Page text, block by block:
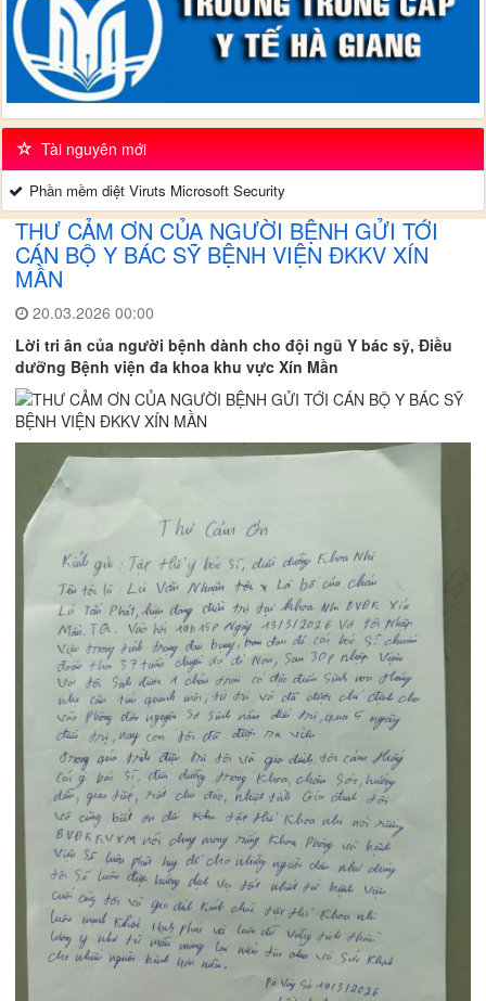
Tài nguyên mới
Phần mềm diệt Viruts Microsoft Security
THƯ CẢM ƠN CỦA NGƯỜI BỆNH GỬI TỚI
CÁN BỘ Y BÁC SỸ BỆNH VIỆN ĐKKV XÍN
MẦN
20.03.2026 00:00
Lời tri ân của người bệnh dành cho đội ngũ Y bác sỹ, Điều
dưỡng Bệnh viện đa khoa khu vực Xín Mần